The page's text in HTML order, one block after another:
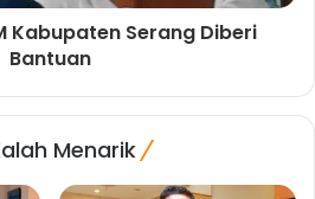
Kabupaten Serang Diberi
Bantuan
Menarik